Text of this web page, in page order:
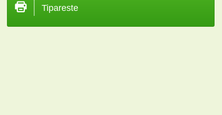
Tipareste